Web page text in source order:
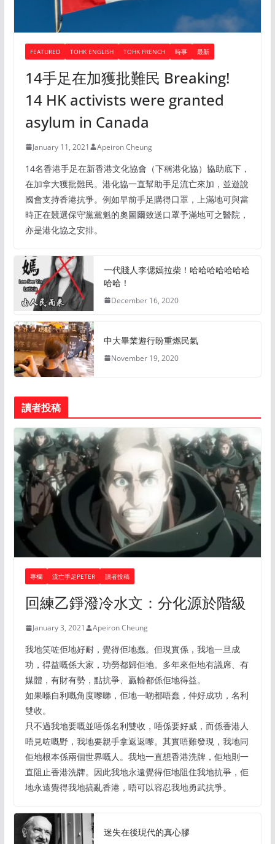
FEATURED TOHK ENGLISH TOHK FRENCH 時事 最新
14手足在加獲批難民 Breaking!
14 HK activists were granted
asylum in Canada
January 11, 2021 Apeiron Cheung
14名香港手足在新香港文化協會（下稱港化協）協助底下，
在加拿大獲批難民。港化協一直幫助手足流亡來加，並遊說
國會支持香港抗爭。例如早前手足購得口罩，上滿地可與當
時正在競選保守黨黨魁的奧圖爾致送口罩予滿地可之醫院，
亦是港化協之安排。
一代賤人李偲嫣拉柴！哈哈哈哈哈哈哈
哈哈！
December 16, 2020
中大畢業遊行盼重燃民氣
November 19, 2020
讀者投稿
專欄 流亡手足PETER 讀者投稿
回練乙錚潑冷水文：分化源於階級
January 3, 2021 Apeiron Cheung
我地笑咗佢地好耐，覺得佢地蠢。但現實係，我地一旦成
功，得益嘅係大家，功勞都歸佢地。多年來佢地有議席、有
媒體，有財有勢，點抗爭、贏輸都係佢地得益。
如果喺自利嘅角度嚟睇，佢地一啲都唔蠢，仲好成功，名利
雙收。
只不過我地要嘅並唔係名利雙收，唔係要好威，而係香港人
唔見咗嘅野，我地要親手拿返返嚟。其實唔難發現，我地同
佢地根本係兩個世界嘅人。我地一直想香港洗牌，佢地則一
直阻止香港洗牌。因此我地永遠覺得佢地阻住我地抗爭，佢
地永遠覺得我地搞亂香港，唔可以容忍我地勇武抗爭。
迷失在後現代的真心膠